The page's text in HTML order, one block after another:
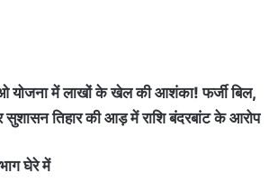
योजना में लाखों के खेल की आशंका! फर्जी बिल,
तिहार की आड़ में राशि बंदरबांट के आरोप
घेरे में